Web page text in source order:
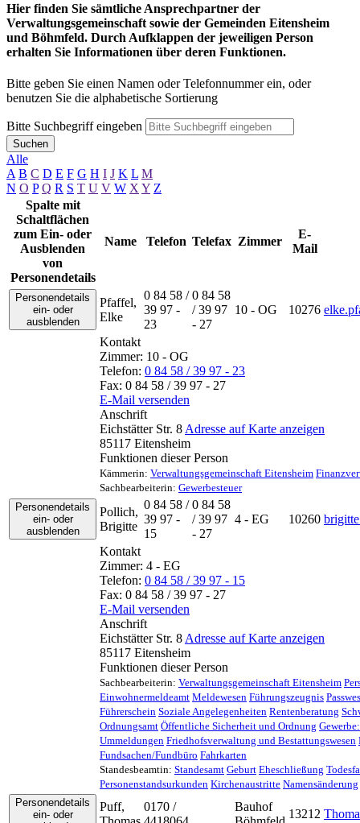
Hier finden Sie sämtliche Ansprechpartner der
Verwaltungsgemeinschaft sowie der Gemeinden Eitensheim
und Böhmfeld. Durch Aufklappen der jeweiligen Person
erhalten Sie Informationen über deren Funktionen.
Bitte geben Sie einen Namen oder Telefonnummer ein, oder
benutzen Sie die alphabetische Sortierung
Bitte Suchbegriff eingeben
Suchen
Alle
A B C D E F G H I J K L M
N O P Q R S T U V W X Y Z
Spalte mit
Schaltflächen
zum Ein- oder
Ausblenden
von
Personendetails
Name Telefon Telefax Zimmer
E-
Mail
Personendetails
ein- oder
ausblenden
Pfaffel,
Elke
0 84 58 /
39 97 -
23
0 84 58
/ 39 97
- 27
10 - OG 10276
Kontakt
Zimmer: 10 - OG
Telefon: 0 84 58 / 39 97 - 23
Fax: 0 84 58 / 39 97 - 27
E-Mail versenden
Anschrift
Eichstätter Str. 8 Adresse auf Karte anzeigen
85117 Eitensheim
Funktionen dieser Person
Kämmerin: Verwaltungsgemeinschaft Eitensheim
Sachbearbeiterin: Gewerbesteuer
Personendetails
ein- oder
ausblenden
Pollich,
Brigitte
0 84 58 /
39 97 -
15
0 84 58
/ 39 97
- 27
4 - EG 10260
Kontakt
Zimmer: 4 - EG
Telefon: 0 84 58 / 39 97 - 15
Fax: 0 84 58 / 39 97 - 27
E-Mail versenden
Anschrift
Eichstätter Str. 8 Adresse auf Karte anzeigen
85117 Eitensheim
Funktionen dieser Person
Sachbearbeiterin: Verwaltungsgemeinschaft Eitensheim
Einwohnermeldeamt Meldewesen Führungszeugnis
Führerschein Soziale Angelegenheiten Rentenberatung
Ordnungsamt Öffentliche Sicherheit und Ordnung
Ummeldungen Friedhofsverwaltung und Bestattungswesen
Fundsachen/Fundbüro Fahrkarten
Standesbeamtin: Standesamt Geburt Eheschließung
Personenstandsurkunden Kirchenaustritte Namensänderung
Personendetails
ein- oder
Puff,
0170 /
Bauhof
13212